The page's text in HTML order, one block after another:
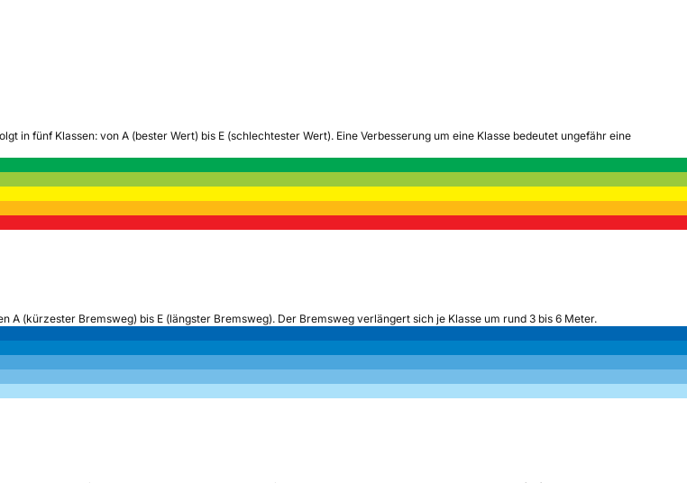
in fünf Klassen: von A (bester Wert) bis E (schlechtester Wert). Eine Verbesserung um eine Klasse bedeutet ungefähr eine
A (kürzester Bremsweg) bis E (längster Bremsweg). Der Bremsweg verlängert sich je Klasse um rund 3 bis 6 Meter.